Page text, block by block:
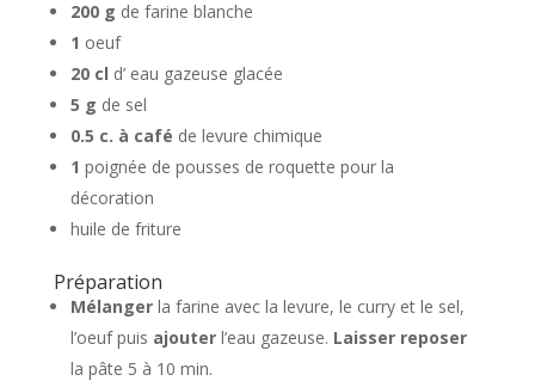
200 g de farine blanche
1 oeuf
20 cl d’ eau gazeuse glacée
5 g de sel
0.5 c. à café de levure chimique
1 poignée de pousses de roquette pour la
décoration
huile de friture
Préparation
Mélanger la farine avec la levure, le curry et le sel,
l’oeuf puis ajouter l’eau gazeuse. Laisser reposer
la pâte 5 à 10 min.